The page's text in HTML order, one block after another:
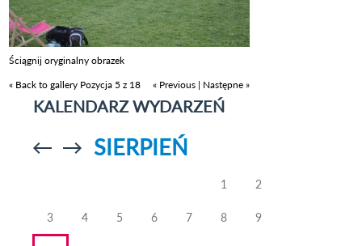
Ściągnij oryginalny obrazek
« Back to gallery Pozycja 5 z 18 « Previous | Następne »
KALENDARZ WYDARZEŃ
Przejdź doPrzejdź do
SIERPIEŃ
1 2
3 4 5 6 7 8 9